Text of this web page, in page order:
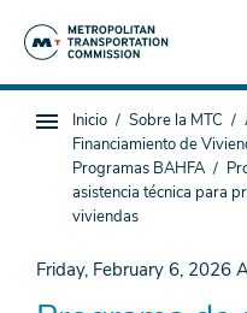
Navegación
subpágina
Estás
aquí
Inicio Sobre la MTC
Financiamiento de
Programas BAHFA
asistencia técnica para
viviendas
Friday, February 6, 2026